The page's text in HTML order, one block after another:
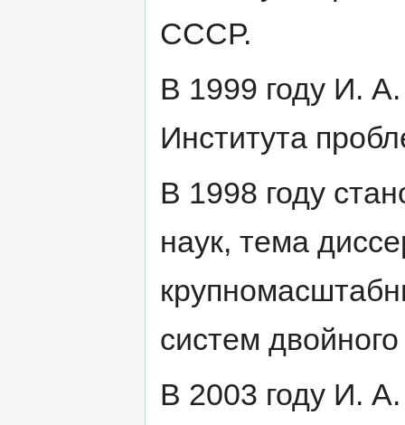
СССР.
В 1999 году И.
Института
В 1998 году
наук, тема
систем
В 2003 году И.